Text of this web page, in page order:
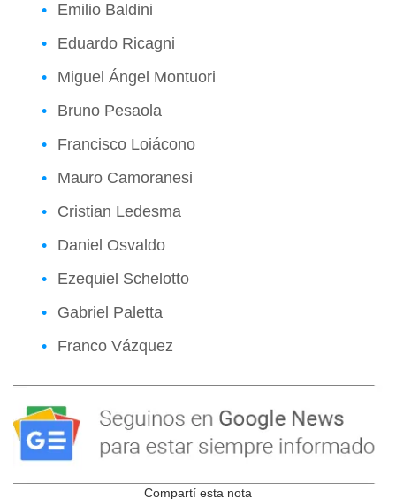
Emilio Baldini
Eduardo Ricagni
Miguel Ángel Montuori
Bruno Pesaola
Francisco Loiácono
Mauro Camoranesi
Cristian Ledesma
Daniel Osvaldo
Ezequiel Schelotto
Gabriel Paletta
Franco Vázquez